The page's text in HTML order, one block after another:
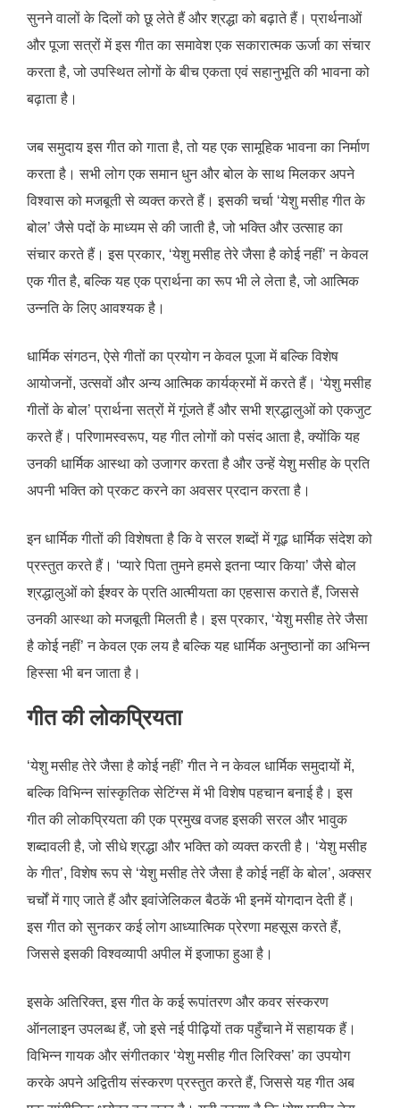
सुनने वालों के दिलों को छू लेते हैं और श्रद्धा को बढ़ाते हैं। प्रार्थनाओं
और पूजा सत्रों में इस गीत का समावेश एक सकारात्मक ऊर्जा का संचार
करता है, जो उपस्थित लोगों के बीच एकता एवं सहानुभूति की भावना को
बढ़ाता है।
जब समुदाय इस गीत को गाता है, तो यह एक सामूहिक भावना का निर्माण
करता है। सभी लोग एक समान धुन और बोल के साथ मिलकर अपने
विश्वास को मजबूती से व्यक्त करते हैं। इसकी चर्चा ‘येशु मसीह गीत के
बोल’ जैसे पदों के माध्यम से की जाती है, जो भक्ति और उत्साह का
संचार करते हैं। इस प्रकार, ‘येशु मसीह तेरे जैसा है कोई नहीं’ न केवल
एक गीत है, बल्कि यह एक प्रार्थना का रूप भी ले लेता है, जो आत्मिक
उन्नति के लिए आवश्यक है।
धार्मिक संगठन, ऐसे गीतों का प्रयोग न केवल पूजा में बल्कि विशेष
आयोजनों, उत्सवों और अन्य आत्मिक कार्यक्रमों में करते हैं। ‘येशु मसीह
गीतों के बोल’ प्रार्थना सत्रों में गूंजते हैं और सभी श्रद्धालुओं को एकजुट
करते हैं। परिणामस्वरूप, यह गीत लोगों को पसंद आता है, क्योंकि यह
उनकी धार्मिक आस्था को उजागर करता है और उन्हें येशु मसीह के प्रति
अपनी भक्ति को प्रकट करने का अवसर प्रदान करता है।
इन धार्मिक गीतों की विशेषता है कि वे सरल शब्दों में गूढ़ धार्मिक संदेश को
प्रस्तुत करते हैं। ‘प्यारे पिता तुमने हमसे इतना प्यार किया’ जैसे बोल
श्रद्धालुओं को ईश्वर के प्रति आत्मीयता का एहसास कराते हैं, जिससे
उनकी आस्था को मजबूती मिलती है। इस प्रकार, ‘येशु मसीह तेरे जैसा
है कोई नहीं’ न केवल एक लय है बल्कि यह धार्मिक अनुष्ठानों का अभिन्न
हिस्सा भी बन जाता है।
गीत की लोकप्रियता
‘येशु मसीह तेरे जैसा है कोई नहीं’ गीत ने न केवल धार्मिक समुदायों में,
बल्कि विभिन्न सांस्कृतिक सेटिंग्स में भी विशेष पहचान बनाई है। इस
गीत की लोकप्रियता की एक प्रमुख वजह इसकी सरल और भावुक
शब्दावली है, जो सीधे श्रद्धा और भक्ति को व्यक्त करती है। ‘येशु मसीह
के गीत’, विशेष रूप से ‘येशु मसीह तेरे जैसा है कोई नहीं के बोल’, अक्सर
चर्चों में गाए जाते हैं और इवांजेलिकल बैठकें भी इनमें योगदान देती हैं।
इस गीत को सुनकर कई लोग आध्यात्मिक प्रेरणा महसूस करते हैं,
जिससे इसकी विश्वव्यापी अपील में इजाफा हुआ है।
इसके अतिरिक्त, इस गीत के कई रूपांतरण और कवर संस्करण
ऑनलाइन उपलब्ध हैं, जो इसे नई पीढ़ियों तक पहुँचाने में सहायक हैं।
विभिन्न गायक और संगीतकार ‘येशु मसीह गीत लिरिक्स’ का उपयोग
करके अपने अद्वितीय संस्करण प्रस्तुत करते हैं, जिससे यह गीत अब